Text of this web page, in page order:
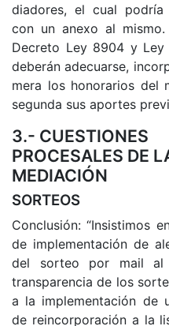
dia­do­res, el cual po­dría
con un anexo al
De­cre­to Ley 8904 y Ley
de­be­rán ade­cuar­se,
me­ra los ho­no­ra­rios del
se­gun­da sus apor­tes
3.- CUESTIONES
PROCESALES DE
MEDIACIÓN
SORTEOS
Con­clu­sió­n: “In­sis­ti­mos
de im­ple­men­ta­ción de
del sor­teo por mail al
trans­pa­ren­cia de los
a la im­ple­men­ta­ción de
de rein­cor­po­ra­ción a la